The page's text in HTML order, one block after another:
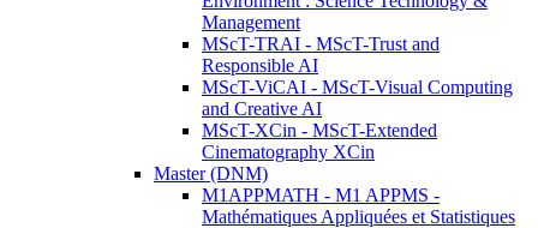
Management
MScT-TRAI - MScT-Trust and
Responsible AI
MScT-ViCAI - MScT-Visual Computing
and Creative AI
MScT-XCin - MScT-Extended
Cinematography XCin
Master (DNM)
M1APPMATH - M1 APPMS -
Mathématiques Appliquées et Statistiques